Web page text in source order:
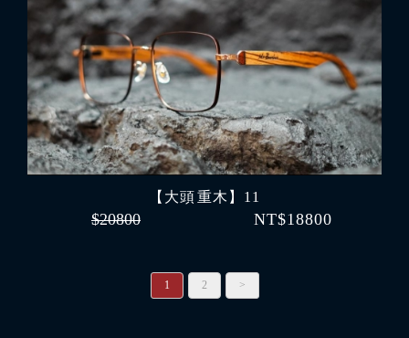
【大頭 重木】11
$20800 NT$18800
1 2 >